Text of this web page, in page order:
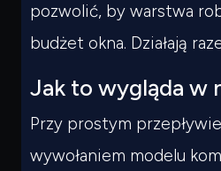
pozwolić, by warstwa
budżet okna. Działają
Jak to wygląda w
Przy prostym
wywołaniem modelu